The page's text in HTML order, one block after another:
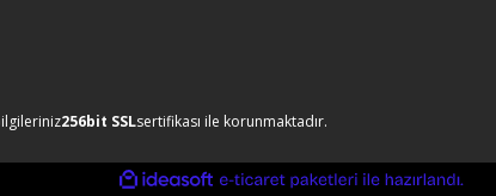
Gönder
256bit SSLsertifikası ile korunmaktadır.
ideasoft
e-